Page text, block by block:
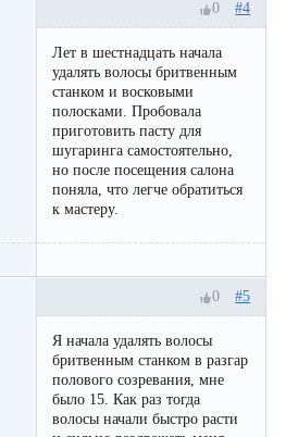
#4
0
Лет в шестнадцать начала
удалять волосы бритвенным
станком и восковыми
полосками. Пробовала
приготовить пасту для
шугаринга самостоятельно,
но после посещения салона
поняла, что легче обратиться
к мастеру.
#5
0
Я начала удалять волосы
бритвенным станком в разгар
полового созревания, мне
было 15. Как раз тогда
волосы начали быстро расти